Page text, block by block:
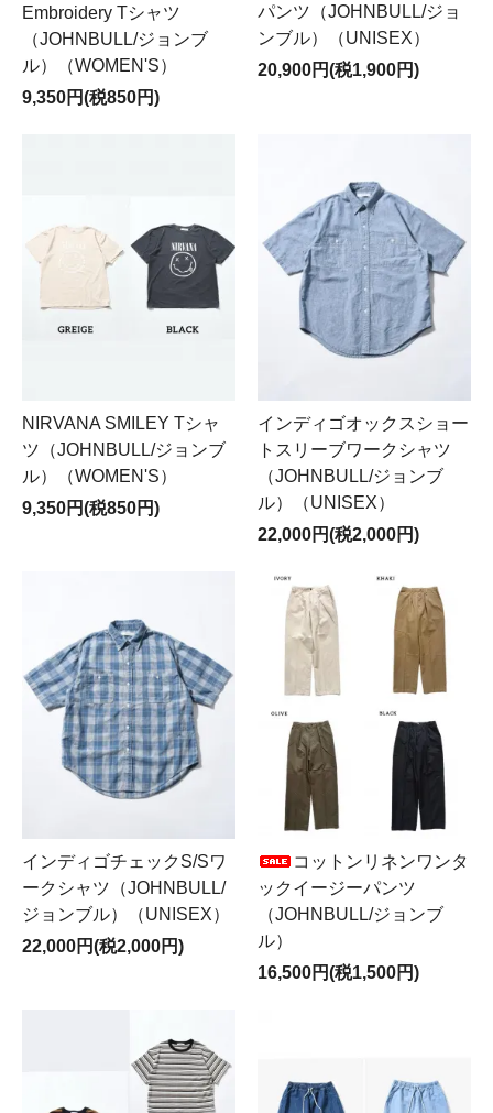
Embroidery Tシャツ
（JOHNBULL/ジョンブ
ル）（WOMEN'S）
9,350円(税850円)
パンツ（JOHNBULL/ジョ
ンブル）（UNISEX）
20,900円(税1,900円)
NIRVANA SMILEY Tシャ
ツ（JOHNBULL/ジョンブ
ル）（WOMEN'S）
9,350円(税850円)
インディゴオックスショー
トスリーブワークシャツ
（JOHNBULL/ジョンブ
ル）（UNISEX）
22,000円(税2,000円)
インディゴチェックS/Sワ
ークシャツ（JOHNBULL/
ジョンブル）（UNISEX）
22,000円(税2,000円)
コットンリネンワンタ
ックイージーパンツ
（JOHNBULL/ジョンブ
ル）
16,500円(税1,500円)